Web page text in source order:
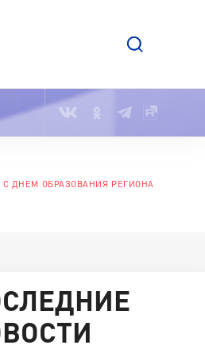
ДНЕМ ОБРАЗОВАНИЯ РЕГИОНА